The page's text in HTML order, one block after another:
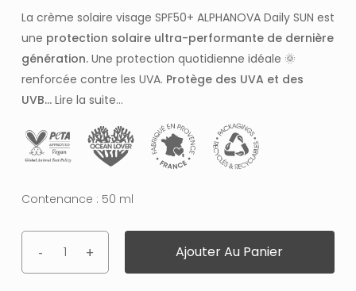
La crème solaire visage SPF50+ ALPHANOVA Daily SUN est
une protection solaire ultra-performante de dernière
génération.Une protection quotidienne idéale 🌞
renforcée contre les UVA. Protège des UVA et des
UVB… Lire la suite…
Contenance : 50 ml
Ajouter Au Panier